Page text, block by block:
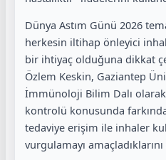
Dünya Astım Günü 2026
herkesin iltihap önleyici
bir ihtiyaç olduğuna dikkat
Özlem Keskin, Gaziantep
İmmünoloji Bilim Dalı
kontrolü konusunda
tedaviye erişim ile inhaler
vurgulamayı